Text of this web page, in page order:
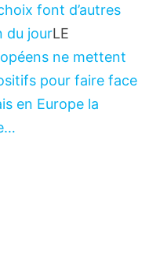
font d’autres
du jourLE
ne mettent
pour faire face
en Europe la